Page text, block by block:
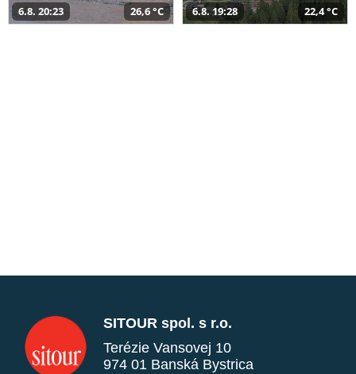
6.8. 20:23 26,6 °C 6.8. 19:28 22,4 °C
SITOUR spol. s r.o.
Terézie Vansovej 10
974 01 Banská Bystrica